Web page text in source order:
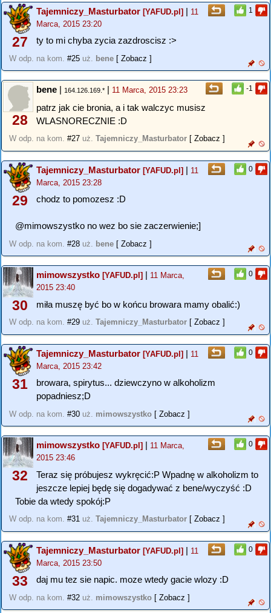
1
27
Tajemniczy_Masturbator [YAFUD.pl] | 11
Marca, 2015 23:20
ty to mi chyba zycia zazdroscisz :>
W odp. na kom. #25 uż. bene [ Zobacz ]
-1
28
bene | 164.126.169.* | 11 Marca, 2015 23:23
patrz jak cie bronia, a i tak walczyc musisz
WLASNORECZNIE :D
W odp. na kom. #27 uż. Tajemniczy_Masturbator [ Zobacz ]
0
29
Tajemniczy_Masturbator [YAFUD.pl] | 11
Marca, 2015 23:28
chodz to pomozesz :D
@mimowszystko no wez bo sie zaczerwienie;]
W odp. na kom. #28 uż. bene [ Zobacz ]
0
30
mimowszystko [YAFUD.pl] | 11 Marca,
2015 23:40
miła muszę być bo w końcu browara mamy obalić:)
W odp. na kom. #29 uż. Tajemniczy_Masturbator [ Zobacz ]
0
31
Tajemniczy_Masturbator [YAFUD.pl] | 11
Marca, 2015 23:42
browara, spirytus... dziewczyno w alkoholizm
popadniesz;D
W odp. na kom. #30 uż. mimowszystko [ Zobacz ]
0
32
mimowszystko [YAFUD.pl] | 11 Marca,
2015 23:46
Teraz się próbujesz wykręcić:P Wpadnę w alkoholizm to
jeszcze lepiej będę się dogadywać z bene/wyczyść :D
Tobie da wtedy spokój:P
W odp. na kom. #31 uż. Tajemniczy_Masturbator [ Zobacz ]
0
33
Tajemniczy_Masturbator [YAFUD.pl] | 11
Marca, 2015 23:50
daj mu tez sie napic. moze wtedy gacie wlozy :D
W odp. na kom. #32 uż. mimowszystko [ Zobacz ]